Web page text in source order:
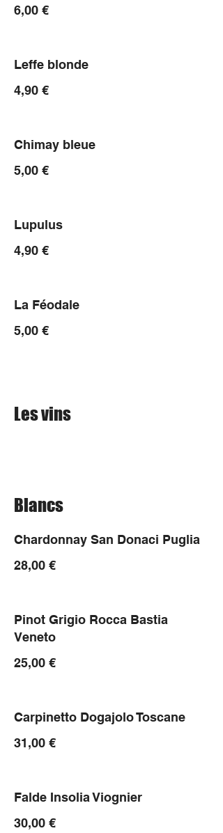
6,00 €
Leffe blonde
4,90 €
Chimay bleue
5,00 €
Lupulus
4,90 €
La Féodale
5,00 €
Les vins
Blancs
Chardonnay San Donaci Puglia
28,00 €
Pinot Grigio Rocca Bastia
Veneto
25,00 €
Carpinetto Dogajolo Toscane
31,00 €
Falde Insolia Viognier
30,00 €